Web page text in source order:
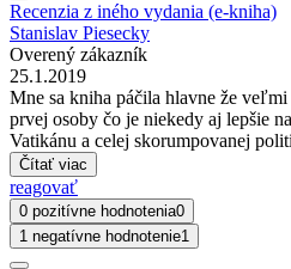
Recenzia z iného vydania (e-kniha)
Stanislav Piesecky
Overený zákazník
25.1.2019
Mne sa kniha páčila hlavne že
prvej osoby čo je niekedy aj lepšie
Vatikánu a celej skorumpovanej
Čítať viac
reagovať
0 pozitívne hodnotenia0
1 negatívne hodnotenie1